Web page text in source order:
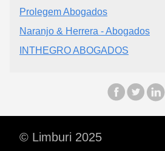
Prolegem Abogados
Naranjo & Herrera - Abogados
INTHEGRO ABOGADOS
© Limburi 2025